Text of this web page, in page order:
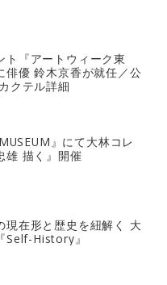
ト『アートウィーク東
俳優 鈴木京香が就任／公
クテル詳細
』にて大林コレ
雄 描く』開催
現在形と歴史を紐解く 大
Self-History』